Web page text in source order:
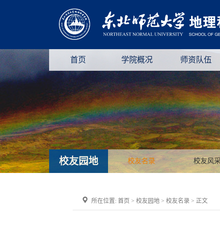
首页 学院概况 师资队伍
校友园地 校友名录 校友风
所在位置: 首页 > 校友园地 > 校友名录 > 正文